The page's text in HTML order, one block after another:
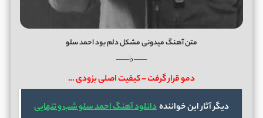
متن آهنگ میدونی مشکل دلم بود احمد سلو
──♭──
دمو قرار گرفت – کیفیت اصلی بزودی …
دیگر آثار این خوانندهدانلود آهنگ احمد سلو شب و تنهایی